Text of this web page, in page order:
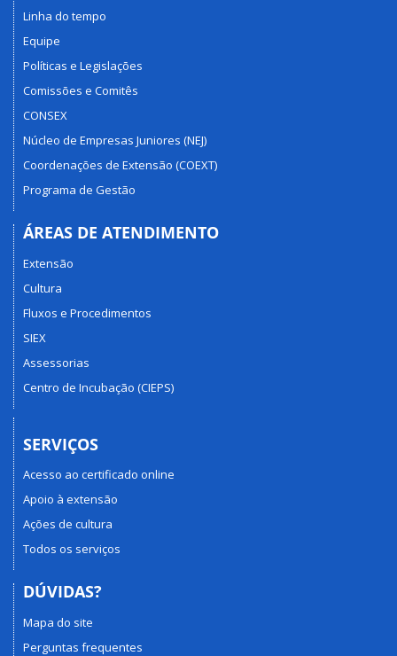
Linha do tempo
Equipe
Políticas e Legislações
Comissões e Comitês
CONSEX
Núcleo de Empresas Juniores (NEJ)
Coordenações de Extensão (COEXT)
Programa de Gestão
ÁREAS DE ATENDIMENTO
Extensão
Cultura
Fluxos e Procedimentos
SIEX
Assessorias
Centro de Incubação (CIEPS)
SERVIÇOS
Acesso ao certificado online
Apoio à extensão
Ações de cultura
Todos os serviços
DÚVIDAS?
Mapa do site
Perguntas frequentes